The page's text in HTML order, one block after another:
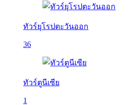
ทัวร์ยุโรปตะวันออก
36
ทัวร์ตูนีเซีย
1